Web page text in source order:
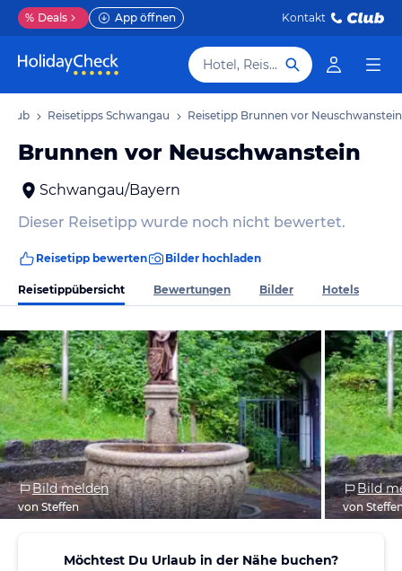
% Deals App öffnen Kontakt
Hotel, Reiseziel
Reisetipps Schwangau Reisetipp Brunnen vor Neuschwanstein
Brunnen vor Neuschwanstein
Schwangau/Bayern
Dieser Reisetipp wurde noch nicht bewertet.
Reisetipp bewerten Bilder hochladen
Reisetippübersicht Bewertungen Bilder Hotels
Bild melden
von Steffen
Bild
von
Möchtest Du Urlaub in der Nähe buchen?